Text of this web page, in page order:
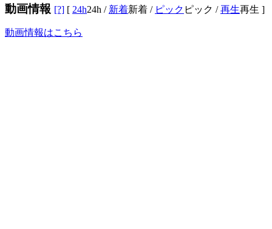
動画情報 [?] [ 24h24h / 新着新着 / ピック ピック /再生再生 ]
動画情報はこちら